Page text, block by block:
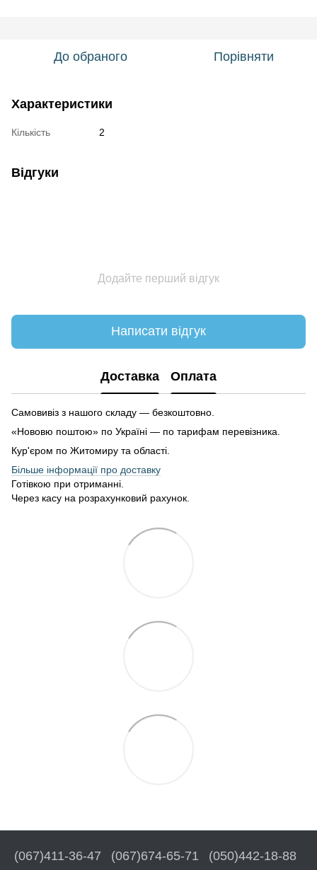
До обраного Порівняти
Характеристики
Кількість 2
Відгуки
Додайте перший відгук
Написати відгук
Доставка Оплата
Самовивіз з нашого складу — безкоштовно.
«Нововю поштою» по Україні — по тарифам перевізника.
Кур'єром по Житомиру та області.
Більше інформації про доставку
Готівкою при отриманні.
Через касу на розрахунковий рахунок.
(067)411-36-47 (067)674-65-71 (050)442-18-88